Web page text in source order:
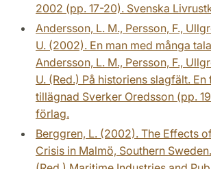
2002 (pp. 17-20). Svenska
Andersson, L. M., Persson, F.,
U. (2002). En man med många
Andersson, L. M., Persson, F.,
U. (Red.) På historiens slagfält.
tillägnad Sverker Oredsson (pp.
förlag.
Berggren, L. (2002). The Effects
Crisis in Malmö, Southern